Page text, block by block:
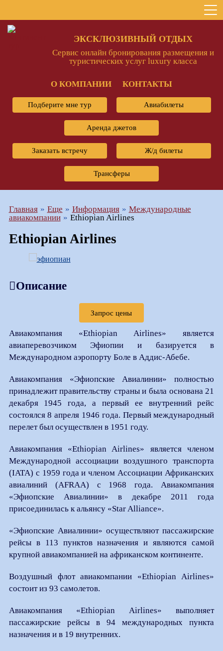
ЭКСКЛЮЗИВНЫЙ ОТДЫХ
Сервис онлайн бронирования размещения и
туристических услуг luxury класса
О КОМПАНИИ КОНТАКТЫ
Подберите мне тур Авиабилеты
Аренда джетов
Заказать встречу Ж/д билеты
Трансферы
Главная Еще Информация
Международные
авиакомпании
Ethiopian Airlines
Ethiopian Airlines
Описание
Запрос цены
Авиакомпания «Ethiopian Airlines» является
авиаперевозчиком Эфиопии и базируется в
Международном аэропорту Боле в Аддис-Абебе.
Авиакомпания «Эфиопские Авиалинии» полностью
принадлежит правительству страны и была основана 21
декабря 1945 года, а первый ее внутренний рейс
состоялся 8 апреля 1946 года. Первый международный
перелет был осуществлен в 1951 году.
Авиакомпания «Ethiopian Airlines» является членом
Международной ассоциации воздушного транспорта
(IATA) с 1959 года и членом Ассоциации Африканских
авиалиний (AFRAA) с 1968 года. Авиакомпания
«Эфиопские Авиалинии» в декабре 2011 года
присоединилась к альянсу «Star Alliance».
«Эфиопские Авиалинии» осуществляют пассажирские
рейсы в 113 пунктов назначения и являются самой
крупной авиакомпанией на африканском континенте.
Воздушный флот авиакомпании «Ethiopian Airlines»
состоит из 93 самолетов.
Авиакомпания «Ethiopian Airlines» выполняет
пассажирские рейсы в 94 международных пункта
назначения и в 19 внутренних.